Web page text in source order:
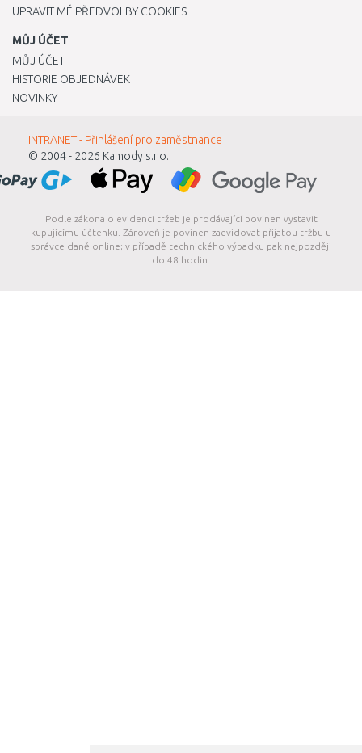
UPRAVIT MÉ PŘEDVOLBY COOKIES
MŮJ ÚČET
MŮJ ÚČET
HISTORIE OBJEDNÁVEK
NOVINKY
INTRANET - Přihlášení pro zaměstnance
© 2004 - 2026 Kamody s.r.o.
Podle zákona o evidenci tržeb je prodávající povinen vystavit
kupujícímu účtenku. Zároveň je povinen zaevidovat přijatou tržbu u
správce daně online; v případě technického výpadku pak nejpozději
do 48 hodin.